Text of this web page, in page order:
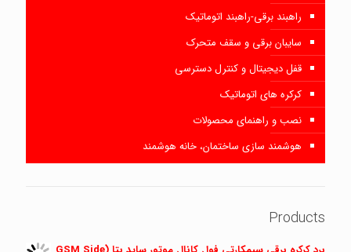
راهبند برقی-راهبند اتوماتیک
سایبان برقی و سقف متحرک
قفل دیجیتال و کنترل دسترسی
کرکره های اتوماتیک
نصب و راهنمای محصولات
هوشمند سازی ساختمان، خانه هوشمند
Products